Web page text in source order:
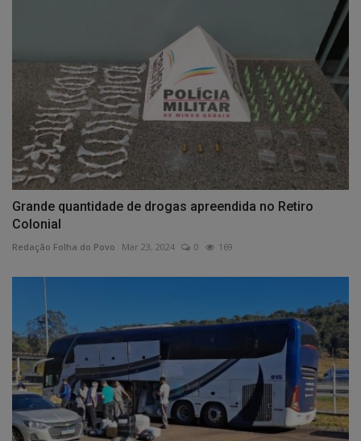
Grande quantidade de drogas apreendida no Retiro
Colonial
Redação Folha do Povo Mar 23, 2024 0 169